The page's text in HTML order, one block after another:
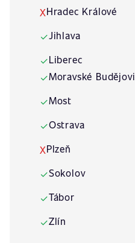
XHradec Králové
✓Jihlava
✓Liberec
✓Moravské
✓Most
✓Ostrava
XPlzeň
✓Sokolov
✓Tábor
✓Zlín